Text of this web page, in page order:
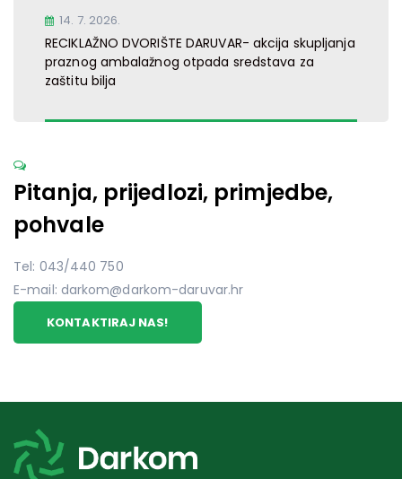
14. 7. 2026.
RECIKLAŽNO DVORIŠTE DARUVAR- akcija skupljanja
praznog ambalažnog otpada sredstava za
zaštitu bilja
Pitanja, prijedlozi, primjedbe,
pohvale
Tel: 043/440 750
E-mail: darkom@darkom-daruvar.hr
KONTAKTIRAJ NAS!